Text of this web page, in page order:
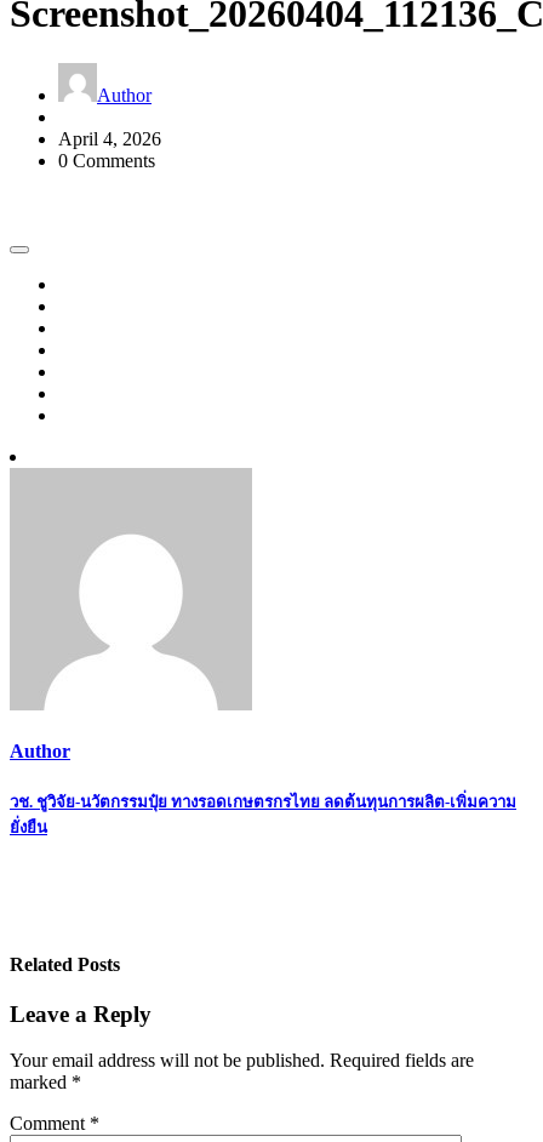
Author
April 4, 2026
0 Comments
Author
Post
navigation
วช. ชูวิจัย-นวัตกรรมปุ๋ย ทางรอดเกษตรกรไทย ลดต้นทุนการผลิต-เพิ่มความ
ยั่งยืน
Related Posts
Leave a Reply
Your email address will not be published. Required fields are
marked *
Comment *